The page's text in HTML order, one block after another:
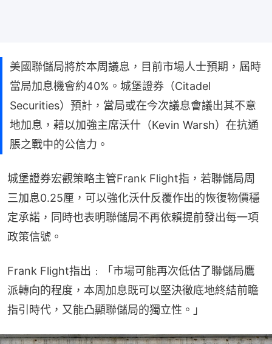
美國聯儲局將於本周議息，目前市場人士預期，屆時
當局加息機會約40%。城堡證券（Citadel
Securities）預計，當局或在今次議息會議出其不意
地加息，藉以加強主席沃什（Kevin Warsh）在抗通
脹之戰中的公信力。
城堡證券宏觀策略主管Frank Flight指，若聯儲局周
三加息0.25厘，可以強化沃什反覆作出的恢復物價穩
定承諾，同時也表明聯儲局不再依賴提前發出每一項
政策信號。
Frank Flight指出﹕「市場可能再次低估了聯儲局鷹
派轉向的程度，本周加息既可以堅決徹底地終結前瞻
指引時代，又能凸顯聯儲局的獨立性。」